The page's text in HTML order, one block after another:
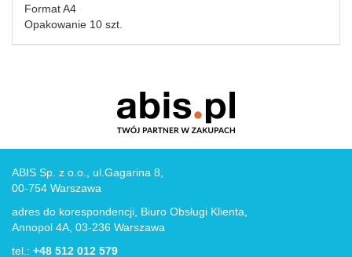
Format A4
Opakowanie 10 szt.
ABIS Sp. z o.o., ul.Gagarina 8,
00-754 Warszawa
adres do korespondencji, Biuro Obsługi Klienta,
Annopol 4A, 03-236 Warszawa
tel.: +48 512 012 579